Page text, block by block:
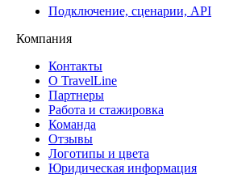
Подключение, сценарии, API
Компания
Контакты
О TravelLine
Партнеры
Работа и стажировка
Команда
Отзывы
Логотипы и цвета
Юридическая информация